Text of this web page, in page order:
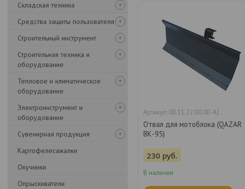
Складская техника
Средства защиты пользователя
Строительный инструмент
Строительная техника и
оборудование
Тепловое и климатическое
оборудование
Электроинструмент и
оборудование
Сувенирная продукция
Картофелесажалки
Окучники
Опрыскиватели
00.11.22.00.00-42
Отвал для мотоблока (QAZAR
ВК-95)
230 руб.
В наличии